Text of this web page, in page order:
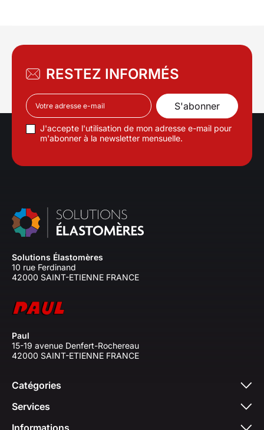
RESTEZ INFORMÉS
J'accepte l'utilisation de mon adresse e-mail pour
m'abonner à la newsletter mensuelle.
Solutions Élastomères
10 rue Ferdinand
42000 SAINT-ETIENNE FRANCE
Paul
15-19 avenue Denfert-Rochereau
42000 SAINT-ETIENNE FRANCE
Catégories
Services